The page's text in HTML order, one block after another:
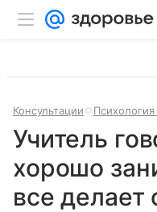
Консультации
Учитель
хорошо
все делает